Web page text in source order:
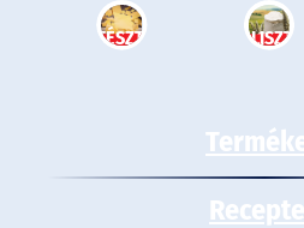
TÉSZTA LISZT